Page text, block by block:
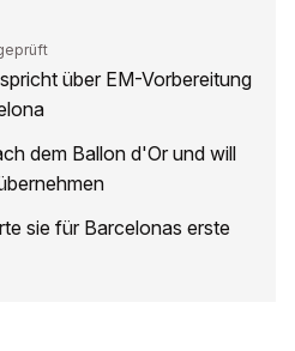
über EM-Vorbereitung
dem Ballon d'Or und will
sie für Barcelonas erste